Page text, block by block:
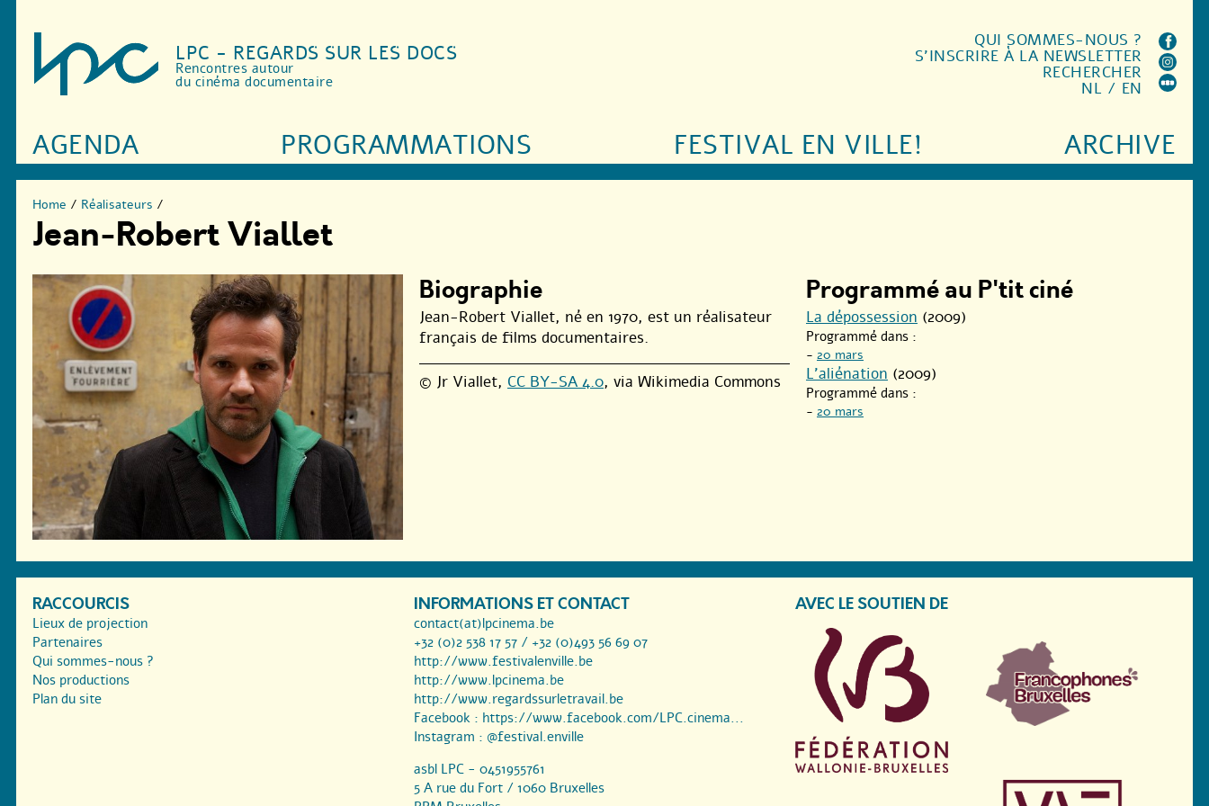
LPC - REGARDS SUR LES DOCS
Rencontres autour
du cinéma documentaire
AGENDA PROGRAMMATIONS FESTIVAL EN VILLE! ARCHIVE
QUI SOMMES-NOUS ?
S'INSCRIRE À LA NEWSLETTER
RECHERCHER
NL / EN
Home / Réalisateurs /
Jean-Robert Viallet
Biographie
Jean-Robert Viallet, né en 1970, est un réalisateur
français de films documentaires.
© Jr Viallet, CC BY-SA 4.0, via Wikimedia Commons
Programmé au P'tit ciné
La dépossession (2009)
Programmé dans :
- 20 mars
L’aliénation (2009)
Programmé dans :
- 20 mars
RACCOURCIS
Lieux de projection
Partenaires
Qui sommes-nous ?
Nos productions
Plan du site
INFORMATIONS ET CONTACT
contact(at)lpcinema.be
+32 (0)2 538 17 57 / +32 (0)493 56 69 07
http://www.festivalenville.be
http://www.lpcinema.be
http://www.regardssurletravail.be
Facebook : https://www.facebook.com/LPC.cinema...
Instagram : @festival.enville
asbl LPC - 0451955761
5 A rue du Fort / 1060 Bruxelles
AVEC LE SOUTIEN DE